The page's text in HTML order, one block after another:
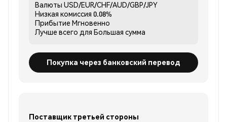
Валюты USD/EUR/CHF/AUD/GBP/JPY
Низкая комиссия 0.08%
Прибытие Мгновенно
Лучше всего для Большая сумма
Покупка через банковский перевод
Поставщик третьей стороны